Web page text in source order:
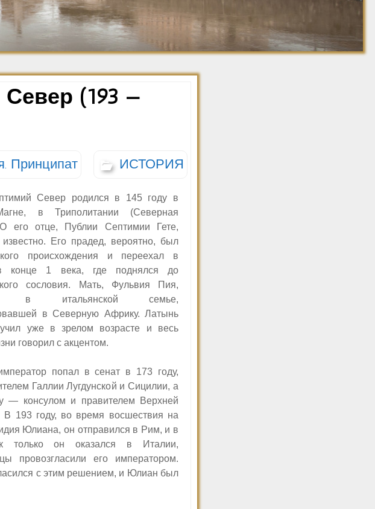
Пиранези
Ретро фото. 1910-
1920
Ретро фото. 1921-
1930
(193 —
Принципат ИСТОРИЯ
Север родился в 145 году в
в Триполитании (Северная
его отце, Публии Септимии Гете,
известно. Его прадед, вероятно, был
происхождения и переехал в
конце 1 века, где поднялся до
сословия. Мать, Фульвия Пия,
в итальянской семье,
в Северную Африку. Латынь
уже в зрелом возрасте и весь
говорил с акцентом.
попал в сенат в 173 году,
Галлии Лугдунской и Сицилии, а
— консулом и правителем Верхней
В 193 году, во время восшествия на
Юлиана, он отправился в Рим, и в
только он оказался в Италии,
провозгласили его императором.
с этим решением, и Юлиан был